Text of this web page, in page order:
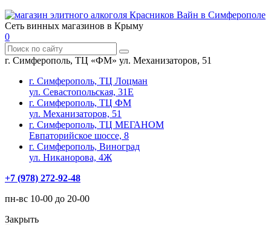
Сеть винных магазинов в Крыму
0
г. Симферополь, ТЦ «ФМ» ул. Механизаторов, 51
г. Симферополь, ТЦ Лоцман
ул. Севастопольская, 31Е
г. Симферополь, ТЦ ФМ
ул. Механизаторов, 51
г. Симферополь, ТЦ МЕГАНОМ
Евпаторийское шоссе, 8
г. Симферополь, Виноград
ул. Никанорова, 4Ж
+7 (978) 272-92-48
пн-вс 10-00 до 20-00
Закрыть